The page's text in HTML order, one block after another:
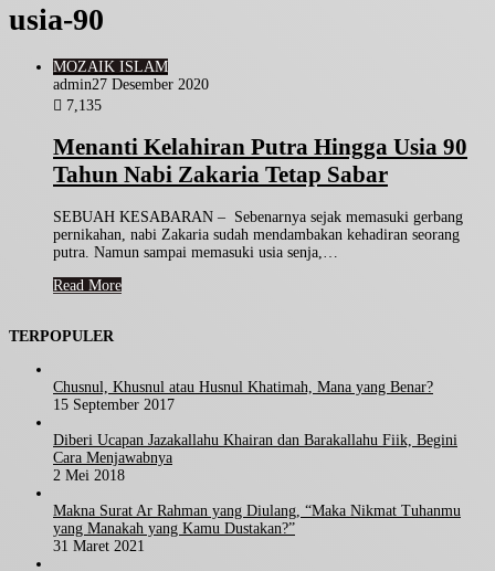
usia-90
MOZAIK ISLAM
admin27 Desember 2020
7,135
Menanti Kelahiran Putra Hingga Usia 90
Tahun Nabi Zakaria Tetap Sabar
SEBUAH KESABARAN – Sebenarnya sejak memasuki gerbang
pernikahan, nabi Zakaria sudah mendambakan kehadiran seorang
putra. Namun sampai memasuki usia senja,…
Read More
TERPOPULER
Chusnul, Khusnul atau Husnul Khatimah, Mana yang Benar?
15 September 2017
Diberi Ucapan Jazakallahu Khairan dan Barakallahu Fiik, Begini
Cara Menjawabnya
2 Mei 2018
Makna Surat Ar Rahman yang Diulang, “Maka Nikmat Tuhanmu
yang Manakah yang Kamu Dustakan?”
31 Maret 2021